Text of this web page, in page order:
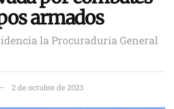
armados
la Procuraduría General
2 de octubre de 2023